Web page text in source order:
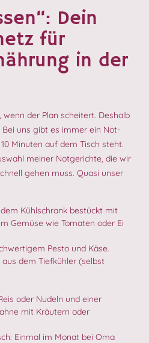
Dein
für
in der
der Plan scheitert. Deshalb
Bei uns gibt es immer ein Not-
Minuten auf dem Tisch steht.
meiner Notgerichte, die wir
gehen muss. Quasi unser
Kühlschrank bestückt mit
Gemüse wie Tomaten oder Ei
Pesto und Käse.
dem Tiefkühler (selbst
oder Nudeln und einer
mit Kräutern oder
Einmal im Monat bei Oma